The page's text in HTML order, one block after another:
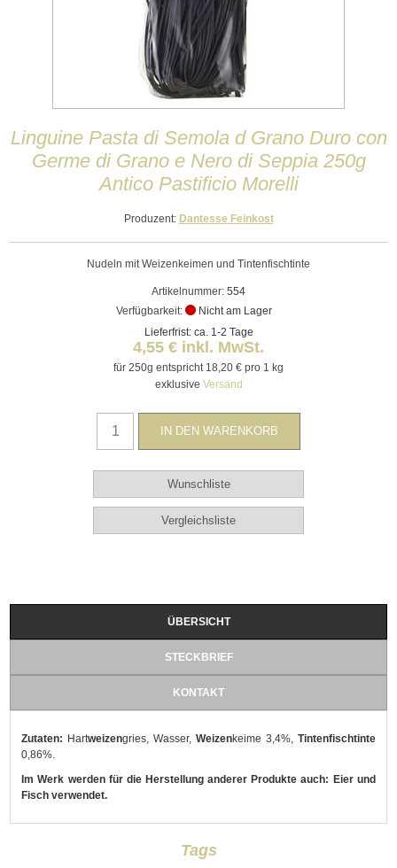
Linguine Pasta di Semola d Grano Duro con
Germe di Grano e Nero di Seppia 250g
Antico Pastificio Morelli
Produzent: Dantesse Feinkost
Nudeln mit Weizenkeimen und Tintenfischtinte
Artikelnummer: 554
Verfügbarkeit:
Nicht am Lager
Lieferfrist: ca. 1-2 Tage
4,55 € inkl. MwSt.
für 250g entspricht 18,20 € pro 1 kg
exklusive Versand
ÜBERSICHT
STECKBRIEF
KONTAKT
Zutaten: Hartweizengries, Wasser, Weizenkeime 3,4%, Tintenfischtinte
0,86%.
Im Werk werden für die Herstellung anderer Produkte auch: Eier und
Fisch verwendet.
Tags